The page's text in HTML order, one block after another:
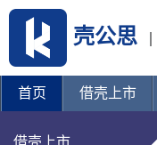
壳公思
首页 借壳上市
借壳上市